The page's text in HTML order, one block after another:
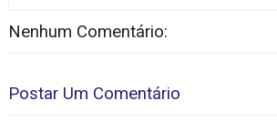
Nenhum Comentário:
Postar Um Comentário